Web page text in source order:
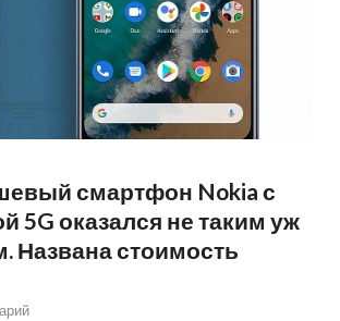
смартфон Nokia с
5G оказался не таким уж
Названа стоимость